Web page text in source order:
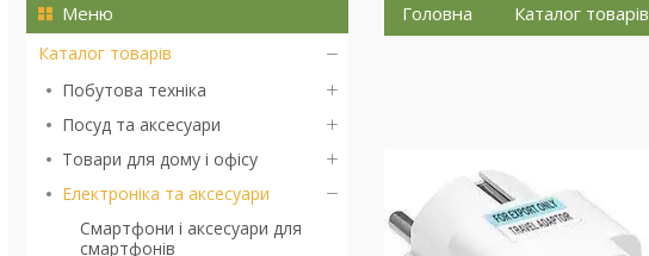
Каталог товарів
Побутова техніка
Посуд та аксесуари
Товари для дому і офісу
Електроніка та аксесуари
Смартфони і аксесуари для
смартфонів
Головна Каталог товарів